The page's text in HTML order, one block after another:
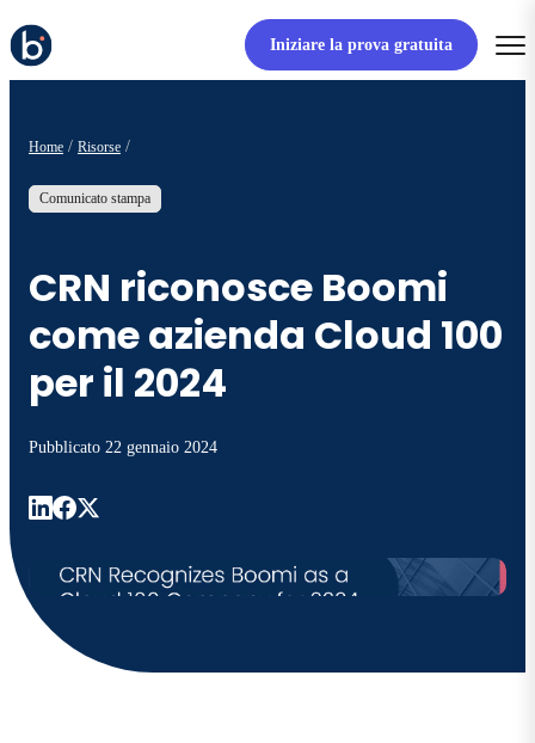
Iniziare la prova gratuita
Home Risorse
Comunicato stampa
CRN riconosce Boomi
come azienda Cloud 100
per il 2024
Pubblicato 22 gennaio 2024